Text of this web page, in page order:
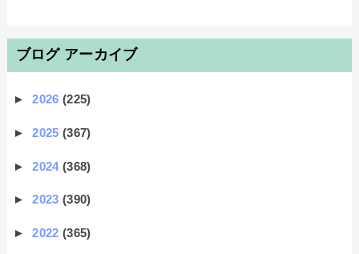
ブログ アーカイブ
►2026(225)
►2025(367)
►2024(368)
►2023(390)
►2022(365)